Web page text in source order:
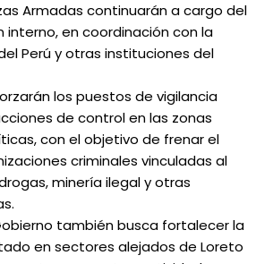
Armadas continuarán a cargo del
interno, en coordinación con la
Perú y otras instituciones del
los puestos de vigilancia
de control en las zonas
con el objetivo de frenar el
criminales vinculadas al
minería ilegal y otras
también busca fortalecer la
en sectores alejados de Loreto